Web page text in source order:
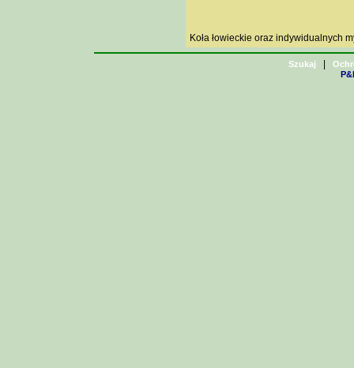
Koła łowieckie oraz indywidualnych
Szukaj